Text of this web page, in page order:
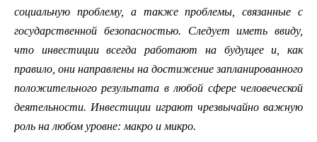
социальную проблему, а также проблемы, связанные с
государственной безопасностью. Следует иметь ввиду,
что инвестиции всегда работают на будущее и, как
правило, они направлены на достижение запланированного
положительного результата в любой сфере человеческой
деятельности. Инвестиции играют чрезвычайно важную
роль на любом уровне: макро и микро.